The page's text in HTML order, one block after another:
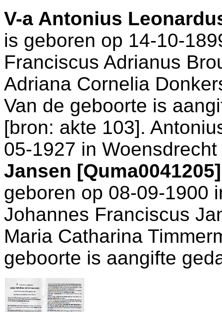
V-a Antonius
is geboren op 14-10-
Franciscus Adrianus
Adriana Cornelia
Van de geboorte is
[bron: akte 103].
05-1927 in Woensdrecht
Jansen [Quma0041205]
geboren op 08-09-1900
Johannes Franciscus
Maria Catharina
geboorte is aangifte